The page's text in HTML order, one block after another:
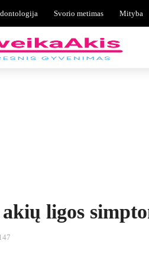
Svorio metimas Mityba
ligos